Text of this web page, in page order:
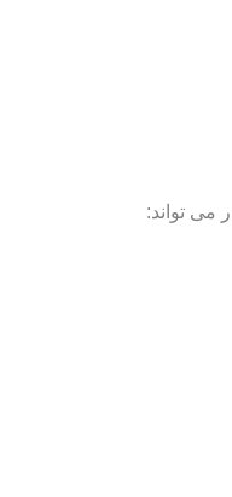
می تواند: